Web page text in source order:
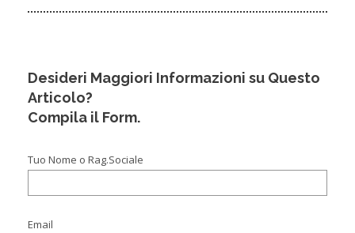
Desideri Maggiori Informazioni su Questo
Articolo?
Compila il Form.
Tuo Nome o Rag.Sociale
Email